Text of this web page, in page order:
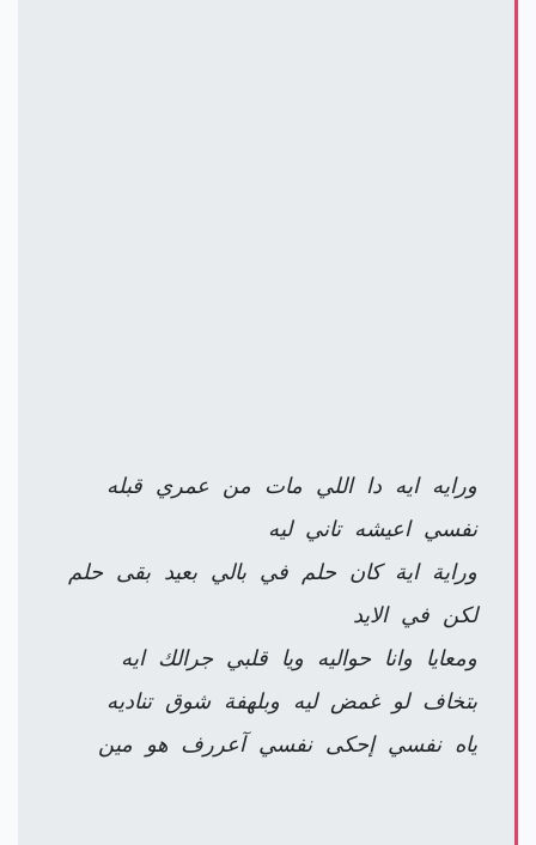
ورايه ايه دا اللي مات من عمري قبله
نفسي اعيشه تاني ليه
وراية اية كان حلم في بالي بعيد بقى حلم
لكن في الايد
ومعايا وانا حواليه ويا قلبي جرالك ايه
بتخاف لو غمض ليه وبلهفة شوق تناديه
ياه نفسي إحكى نفسي آعررف هو مين